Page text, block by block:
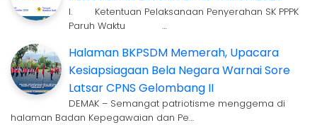
I. Ketentuan Pelaksanaan Penyerahan SK PPPK
Paruh Waktu …
Halaman BKPSDM Memerah, Upacara
Kesiapsiagaan Bela Negara Warnai Sore
Latsar CPNS Gelombang II
DEMAK – Semangat patriotisme menggema di
halaman Badan Kepegawaian dan Pe…